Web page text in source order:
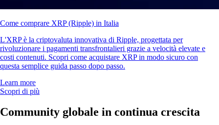
Come comprare XRP (Ripple) in Italia
L'XRP è la criptovaluta innovativa di Ripple, progettata per
rivoluzionare i pagamenti transfrontalieri grazie a velocità elevate e
costi contenuti. Scopri come acquistare XRP in modo sicuro con
questa semplice guida passo dopo passo.
Learn more
Scopri di più
Community globale in continua crescita